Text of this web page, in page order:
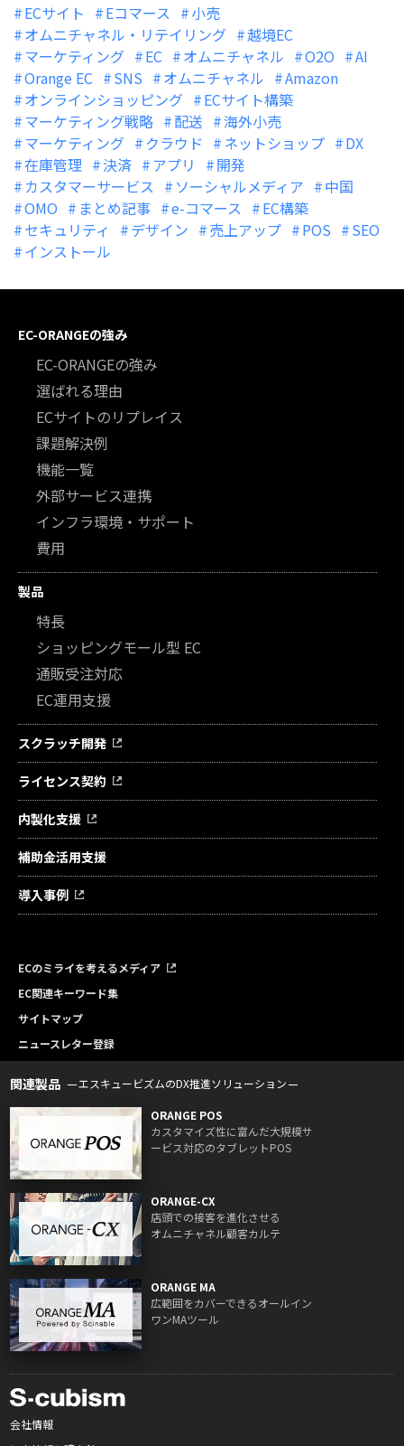
ECサイト Eコマース
小売
オムニチャネル・リテイリング
越境EC
マーケティング
EC オムニチャネル O2O
AI
Orange EC
SNS オムニチャネル
Amazon
オンラインショッピング
ECサイト構築
マーケティング戦略
配送
海外小売
マーケティング
クラウド ネットショップ
DX
在庫管理
決済 アプリ
開発
カスタマーサービス
ソーシャルメディア
中国
OMO
まとめ記事 e-コマース
EC構築
セキュリティ
デザイン 売上アップ POS
SEO
インストール
EC-ORANGEの強み
EC-ORANGEの強み
選ばれる理由
ECサイトのリプレイス
課題解決例
機能一覧
外部サービス連携
インフラ環境・サポート
費用
製品
特長
ショッピングモール型 EC
通販受注対応
EC運用支援
スクラッチ開発
ライセンス契約
内製化支援
補助金活用支援
導入事例
ECのミライを考えるメディア
EC関連キーワード集
サイトマップ
ニュースレター登録
関連製品 エスキュービズムのDX推進ソリューション
ORANGE POS
カスタマイズ性に富んだ大規模サ
ービス対応のタブレットPOS
ORANGE-CX
店頭での接客を進化させる
オムニチャネル顧客カルテ
ORANGE MA
広範囲をカバーできるオールイン
ワンMAツール
会社情報